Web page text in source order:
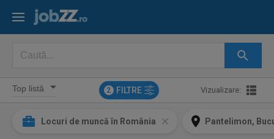
2 FILTRE Vizualizare:
Locuri de muncă în România Pantelimon,